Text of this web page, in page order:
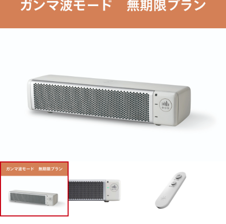
ブランドから探す
シオノギヘルスケアONLINEについて
シオノギヘルスケア（コーポレートサイト）
会社概要